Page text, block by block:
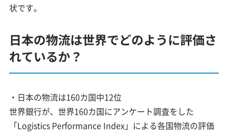
状です。
日本の物流は世界でどのように評価さ
れているか？
・日本の物流は160カ国中12位
世界銀行が、世界160カ国にアンケート調査をした
「Logistics Performance Index」による各国物流の評価